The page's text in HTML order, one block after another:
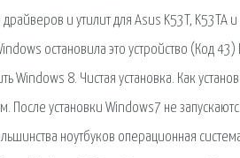
и утилит для Asus K53T, K53TA
остановила это устройство (Код
Windows 8. Чистая установка. Как
После установки Windows7 не
ноутбуков операционная